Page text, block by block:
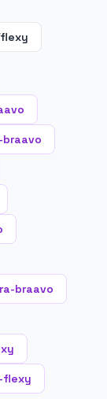
braavo
flexy